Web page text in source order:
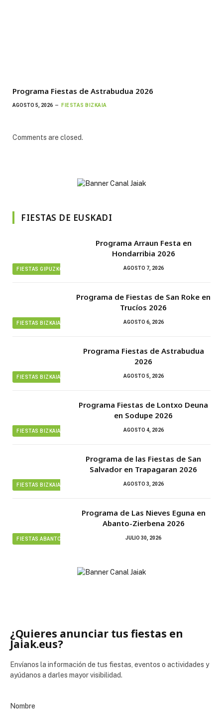
Programa Fiestas de Astrabudua 2026
AGOSTO 5, 2026 FIESTAS BIZKAIA
Comments are closed.
FIESTAS DE EUSKADI
FIESTAS GIPUZKOA
Programa Arraun Festa en
Hondarribia 2026
AGOSTO 7, 2026
FIESTAS BIZKAIA
Programa de Fiestas de San Roke en
Trucíos 2026
AGOSTO 6, 2026
FIESTAS BIZKAIA
Programa Fiestas de Astrabudua
2026
AGOSTO 5, 2026
FIESTAS BIZKAIA
Programa Fiestas de Lontxo Deuna
en Sodupe 2026
AGOSTO 4, 2026
FIESTAS BIZKAIA
Programa de las Fiestas de San
Salvador en Trapagaran 2026
AGOSTO 3, 2026
FIESTAS ABANTO ZIERBENA
Programa de Las Nieves Eguna en
Abanto-Zierbena 2026
JULIO 30, 2026
¿Quieres anunciar tus fiestas en
Jaiak.eus?
Envíanos la información de tus fiestas, eventos o actividades y
ayúdanos a darles mayor visibilidad.
Nombre